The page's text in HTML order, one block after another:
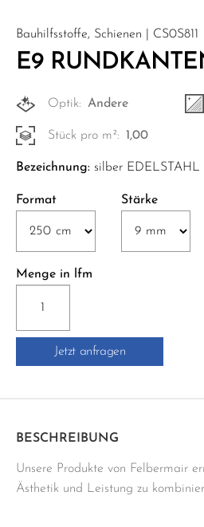
Bauhilfsstoffe, Schienen | CS0S811
E9
Optik: Andere
Stück pro m²: 1,00
Bezeichnung: silber EDELSTAHL
Format Stärke
Menge in lfm
RUNDKANTEN-
PROFIL
MengeJetzt anfragen
BESCHREIBUNG
Unsere Produkte von Felbermair
Ästhetik und Leistung zu